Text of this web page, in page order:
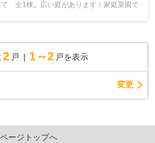
全1棟。広い庭があります！家庭菜園で
2 戸 1～2 戸を表示
変更
ページトップへ